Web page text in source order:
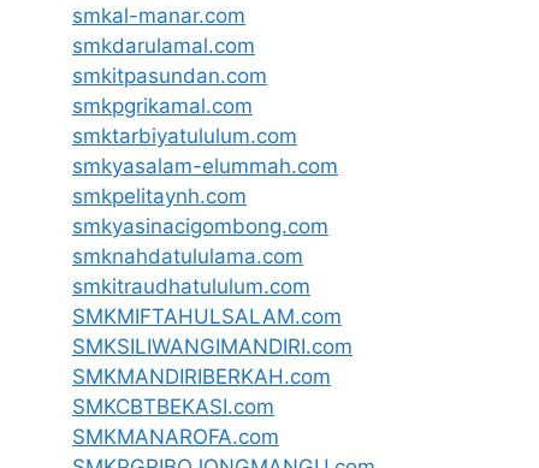
smkal-manar.com
smkdarulamal.com
smkitpasundan.com
smkpgrikamal.com
smktarbiyatululum.com
smkyasalam-elummah.com
smkpelitaynh.com
smkyasinacigombong.com
smknahdatululama.com
smkitraudhatululum.com
SMKMIFTAHULSALAM.com
SMKSILIWANGIMANDIRI.com
SMKMANDIRIBERKAH.com
SMKCBTBEKASI.com
SMKMANAROFA.com